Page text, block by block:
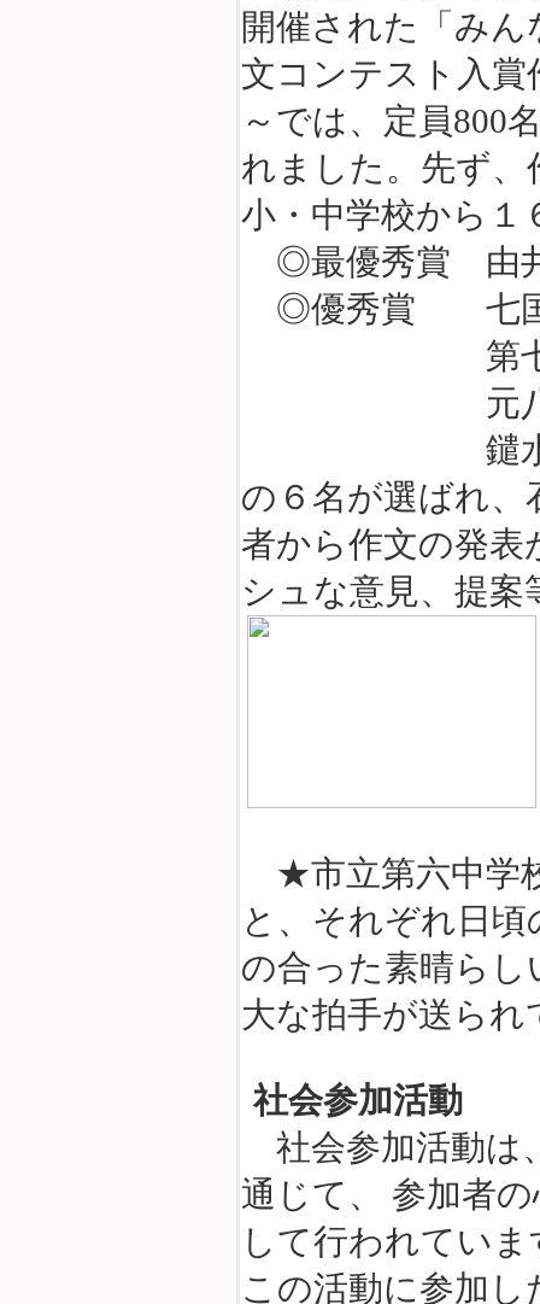
開催された「み
文コンテスト入賞
～では、定員800
れました。先ず
小・中学校から１
◎最優秀賞 由
◎優秀賞
第七中学
元八王子中
鑓水中学校
の６名が選ばれ、
者から作文の発
シュな意見、提
★市立第六
と、それぞれ日
の合った素晴らし
大な拍手が送られ
社会参加活動
社会参加活動は
通じて、 参加者
して行われていま
この活動に参加